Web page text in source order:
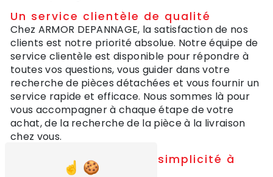
Un service clientèle de qualité
Chez ARMOR DEPANNAGE, la satisfaction de nos
clients est notre priorité absolue. Notre équipe de
service clientèle est disponible pour répondre à
toutes vos questions, vous guider dans votre
recherche de pièces détachées et vous fournir un
service rapide et efficace. Nous sommes là pour
vous accompagner à chaque étape de votre
achat, de la recherche de la pièce à la livraison
chez vous.
Commandez en toute simplicité à